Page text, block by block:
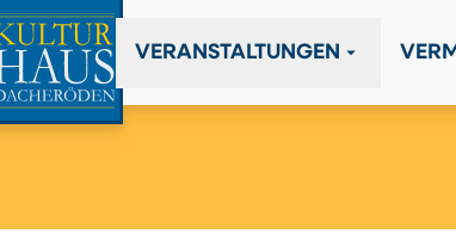
VERANSTALTUNGEN arrow_drop_down